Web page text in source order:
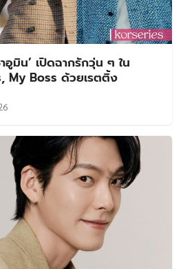
มิน’ เปิดฉากรักวุ่น ๆ ใน
My Boss ด้วยเรตติ้ง